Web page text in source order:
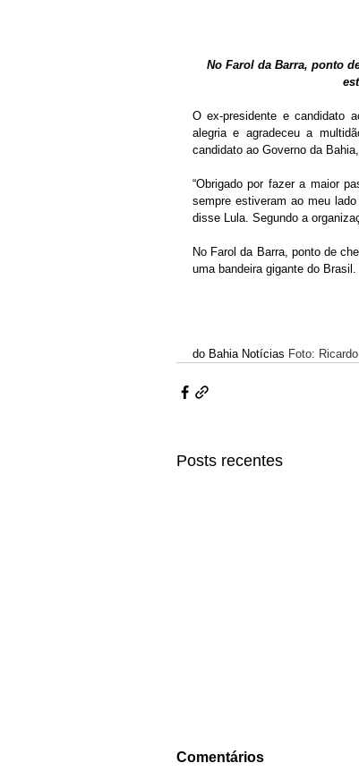
No Farol da Barra, ponto
O ex-presidente e candidato
alegria e agradeceu a
candidato ao Governo da
“Obrigado por fazer a maior
sempre estiveram ao meu
disse Lula. Segundo a
No Farol da Barra, ponto de
uma bandeira gigante do Brasil.
do Bahia Notícias Foto:
Posts recentes
Comentários